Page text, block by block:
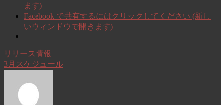
ます)
Facebook で共有するにはクリックしてください (新し
いウィンドウで開きます)
リリース情報
3月スケジュール